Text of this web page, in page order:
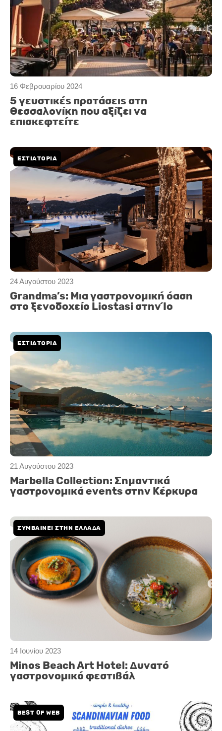
16 Φεβρουαρίου 2024
5 γευστικές προτάσεις στη
Θεσσαλονίκη που αξίζει να
επισκεφτείτε
24 Αυγούστου 2023
ΕΣΤΙΑΤΟΡΙΑ
Grandma’s: Μια γαστρονομική όαση
στο ξενοδοχείο Liostasi στην Ίο
21 Αυγούστου 2023
ΕΣΤΙΑΤΟΡΙΑ
Marbella Collection: Σημαντικά
γαστρονομικά events στην Κέρκυρα
14 Ιουνίου 2023
ΣΥΜΒΑΙΝΕΙ ΣΤΗΝ ΕΛΛΑΔΑ
Μinos Beach Art Hotel: Δυνατό
γαστρονομικό φεστιβάλ
BEST OF WEB